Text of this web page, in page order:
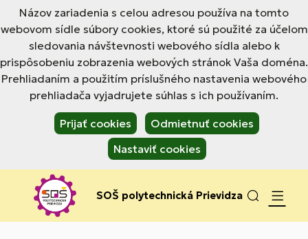
Názov zariadenia s celou adresou používa na tomto
webovom sídle súbory cookies, ktoré sú použité za účelom
sledovania návštevnosti webového sídla alebo k
prispôsobeniu zobrazenia webových stránok Vaša doména.
Prehliadaním a použitím príslušného nastavenia webového
prehliadača vyjadrujete súhlas s ich používaním.
Prijať cookies
Odmietnuť cookies
Nastaviť cookies
SOŠ polytechnická Prievidza